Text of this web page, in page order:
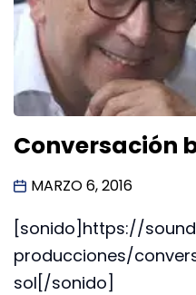
Conversación
MARZO 6, 2016
[sonido]https://
producciones/
sol[/sonido]